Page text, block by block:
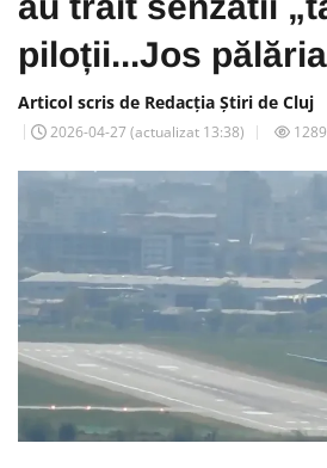
piloții...Jos
Articol scris de Redacția Știri de Cluj
2026-04-27 (actualizat 13:38)